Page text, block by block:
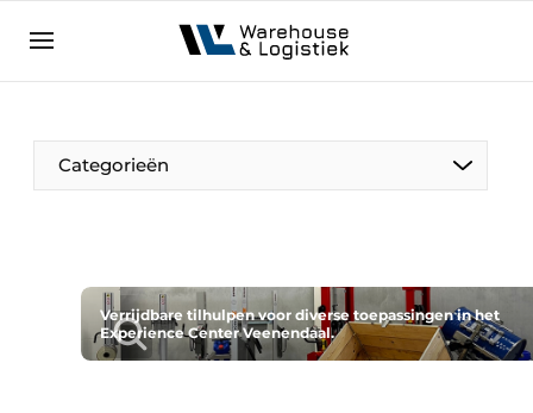
NL EN
Categorieën
Verrijdbare tilhulpen voor diverse toepassingen in het
Experience Center Veenendaal.